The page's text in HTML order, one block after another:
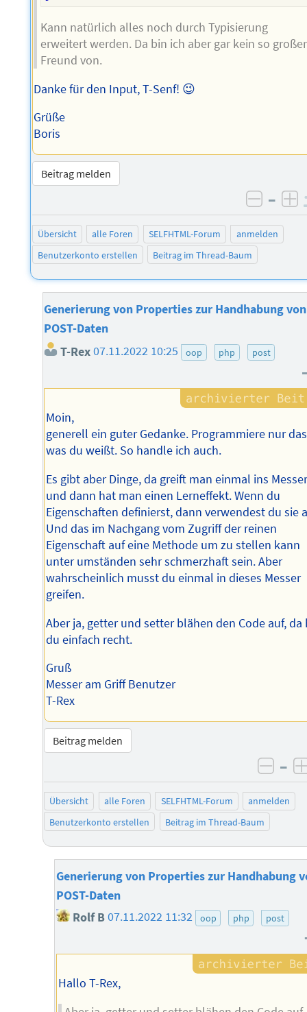
Kann natürlich alles noch durch Typisierung
erweitert werden. Da bin ich aber gar kein so großer
Freund von.
Danke für den Input, T-Senf! 😉
Grüße
Boris
Beitrag melden
–
Übersicht alle Foren SELFHTML-Forum
anmelden
Benutzerkonto erstellen
Beitrag im Thread-Baum
Generierung von Properties zur Handhabung von
POST-Daten
T-Rex07.11.2022 10:25 oop php post
Moin,
generell ein guter Gedanke. Programmiere nur das
was du weißt. So handle ich auch.
Es gibt aber Dinge, da greift man einmal ins
und dann hat man einen Lerneffekt. Wenn du
Eigenschaften definierst, dann verwendest du sie
Und das im Nachgang vom Zugriff der reinen
Eigenschaft auf eine Methode um zu stellen kann
unter umständen sehr schmerzhaft sein. Aber
wahrscheinlich musst du einmal in dieses Messer
greifen.
Aber ja, getter und setter blähen den Code auf, da
du einfach recht.
Gruß
Messer am Griff Benutzer
T-Rex
Beitrag melden
–
Übersicht alle Foren SELFHTML-Forum
anmelden
Benutzerkonto erstellen
Beitrag im Thread-Baum
Generierung von Properties zur Handhabung
POST-Daten
Rolf B07.11.2022 11:32 oop php post
Hallo T-Rex,